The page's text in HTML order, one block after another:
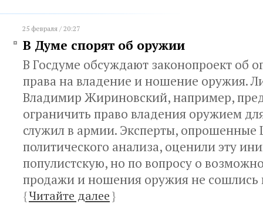
25 февраля / 20:27
В Думе спорят об оружии
В Госдуме обсуждают законопроект об
права на владение и ношение оружия.
Владимир Жириновский, например,
ограничить право владения оружием
служил в армии. Эксперты, опрошенные
политического анализа, оценили эту
популистскую, но по вопросу о
продажи и ношения оружия не сошлись
{Читайте далее}